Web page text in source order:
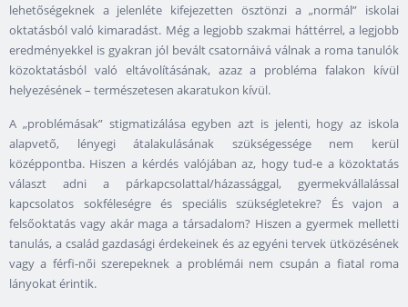
lehetőségeknek a jelenléte kifejezetten ösztönzi a „normál” iskolai
oktatásból való kimaradást. Még a legjobb szakmai háttérrel, a legjobb
eredményekkel is gyakran jól bevált csatornáivá válnak a roma tanulók
közoktatásból való eltávolításának, azaz a probléma falakon kívül
helyezésének – természetesen akaratukon kívül.
A „problémásak” stigmatizálása egyben azt is jelenti, hogy az iskola
alapvető, lényegi átalakulásának szükségessége nem kerül
középpontba. Hiszen a kérdés valójában az, hogy tud-e a közoktatás
választ adni a párkapcsolattal/házassággal, gyermekvállalással
kapcsolatos sokféleségre és speciális szükségletekre? És vajon a
felsőoktatás vagy akár maga a társadalom? Hiszen a gyermek melletti
tanulás, a család gazdasági érdekeinek és az egyéni tervek ütközésének
vagy a férfi-női szerepeknek a problémái nem csupán a fiatal roma
lányokat érintik.